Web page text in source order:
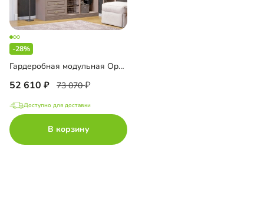
-28%
Гардеробная модульная Орлеан-7
52 610 73 070
Доступно для доставки
В корзину